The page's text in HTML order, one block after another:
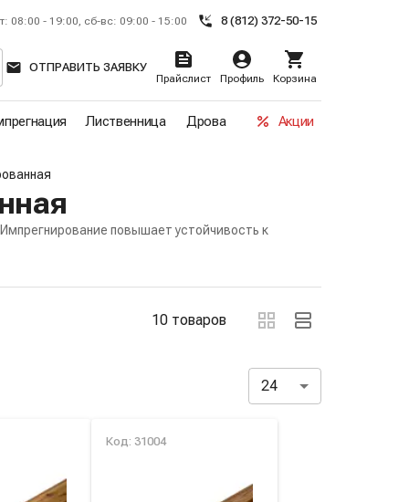
08:00 - 19:00, сб-вс: 09:00 - 15:00 8 (812) 372-50-15
ОТПРАВИТЬ ЗАЯВКУ
Прайслист Профиль Корзина
Лиственница Дрова Акции
повышает устойчивость к
10 товаров
24
Код: 31004